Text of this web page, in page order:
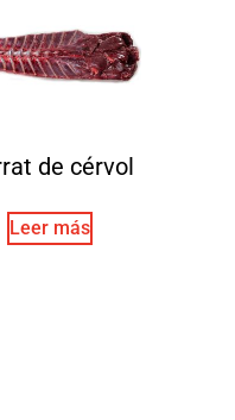
de cérvol
Leer más